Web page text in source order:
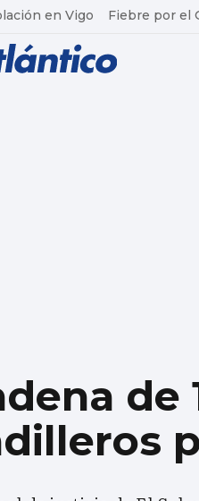
en Vigo Fiebre por el
de